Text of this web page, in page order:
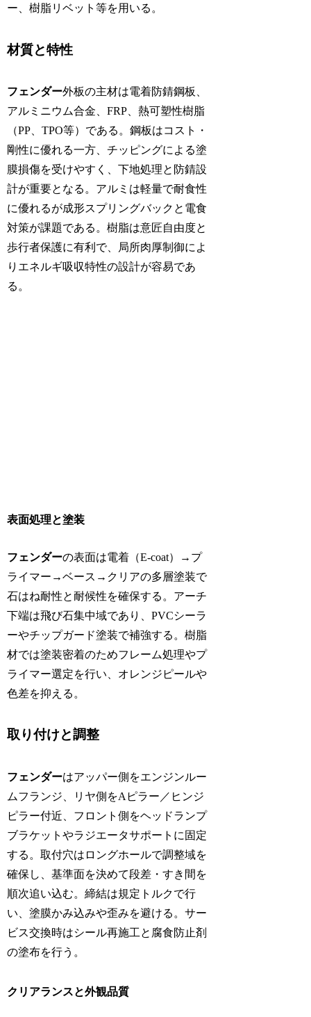
ー、樹脂リベット等を用いる。
材質と特性
フェンダー外板の主材は電着防錆鋼板、
アルミニウム合金、FRP、熱可塑性樹脂
（PP、TPO等）である。鋼板はコスト・
剛性に優れる一方、チッピングによる塗
膜損傷を受けやすく、下地処理と防錆設
計が重要となる。アルミは軽量で耐食性
に優れるが成形スプリングバックと電食
対策が課題である。樹脂は意匠自由度と
歩行者保護に有利で、局所肉厚制御によ
りエネルギ吸収特性の設計が容易であ
る。
表面処理と塗装
フェンダーの表面は電着（E-coat）→プ
ライマー→ベース→クリアの多層塗装で
石はね耐性と耐候性を確保する。アーチ
下端は飛び石集中域であり、PVCシーラ
ーやチップガード塗装で補強する。樹脂
材では塗装密着のためフレーム処理やプ
ライマー選定を行い、オレンジピールや
色差を抑える。
取り付けと調整
フェンダーはアッパー側をエンジンルー
ムフランジ、リヤ側をAピラー／ヒンジ
ピラー付近、フロント側をヘッドランプ
ブラケットやラジエータサポートに固定
する。取付穴はロングホールで調整域を
確保し、基準面を決めて段差・すき間を
順次追い込む。締結は規定トルクで行
い、塗膜かみ込みや歪みを避ける。サー
ビス交換時はシール再施工と腐食防止剤
の塗布を行う。
クリアランスと外観品質